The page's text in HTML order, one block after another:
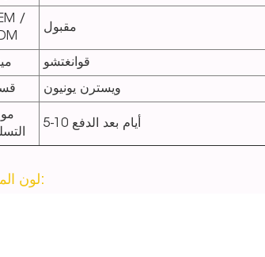
/
مقبول
قوانغتشو
ويسترن يونيون
5-10 أيام بعد الدفع
لون المنتج: